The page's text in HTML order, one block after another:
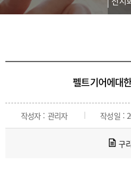
펠트기어에대
작성자 : 관리자 작성일 :
구